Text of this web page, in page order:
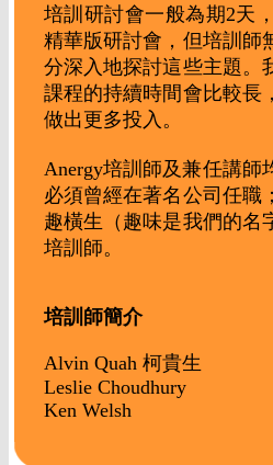
培訓研討會一般為期2天
精華版研討會，但培訓師
分深入地探討這些主題。
課程的持續時間會比較長
做出更多投入。
Anergy培訓師及兼任講師
必須曾經在著名公司任職
趣橫生（趣味是我們的名
培訓師。
培訓師簡介
Alvin Quah 柯貴生
Leslie Choudhury
Ken Welsh